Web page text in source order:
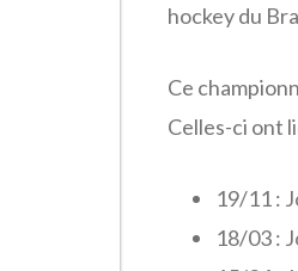
hockey du
Ce
Celles-ci ont
19/11 :
18/03 :